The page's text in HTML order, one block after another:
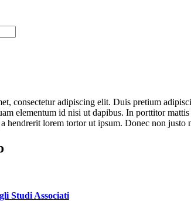
consectetur adipiscing elit. Duis pretium
elementum id nisi ut dapibus. In porttitor
hendrerit lorem tortor ut ipsum. Donec non
Studi Associati